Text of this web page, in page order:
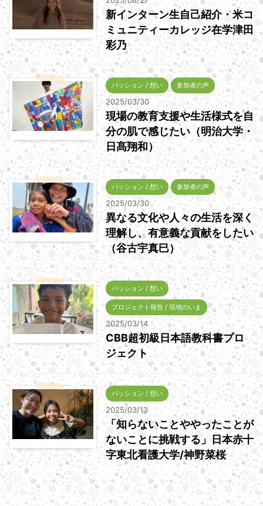
新インターン生自己紹介・米コ
ミュニティーカレッジ在学津田
彩乃
パッション / 想い 参加者の声
2025/03/30
現場の教育支援や生活様式を自
分の肌で感じたい（明治大学・
日髙翔和）
パッション / 想い 参加者の声
2025/03/30
異なる文化や人々の生活を深く
理解し、有意義な貢献をしたい
（谷古宇真巳）
パッション / 想い
プロジェクト報告 / 現地のいま
2025/03/14
CBB超初級日本語教科書プロ
ジェクト
パッション / 想い
2025/03/13
「知らないことややったことが
ないことに挑戦する」日本赤十
字東北看護大学/神野菜桜